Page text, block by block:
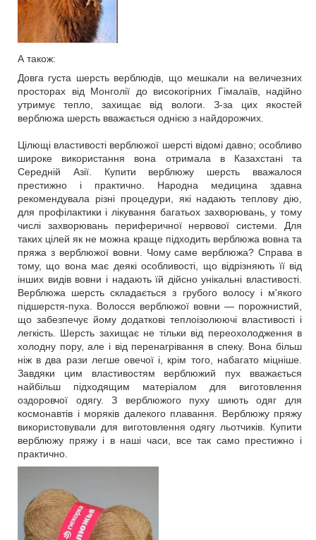
А також:
Довга густа шерсть верблюдів, що мешкали на величезних
просторах від Монголії до високогірних Гімалаїв, надійно
утримує тепло, захищає від вологи. З-за цих якостей
верблюжа шерсть вважається однією з найдорожчих.
Цілющі властивості верблюжої шерсті відомі давно; особливо
широке використання вона отримала в Казахстані та
Середній Азії. Купити верблюжу шерсть вважалося
престижно і практично. Народна медицина здавна
рекомендувала різні процедури, які надають теплову дію,
для профілактики і лікування багатьох захворювань, у тому
числі захворювань периферичної нервової системи. Для
таких цілей як не можна краще підходить верблюжа вовна та
пряжа з верблюжої вовни. Чому саме верблюжа? Справа в
тому, що вона має деякі особливості, що відрізняють її від
інших видів вовни і надають їй дійсно унікальні властивості.
Верблюжа шерсть складається з грубого волосу і м'якого
підшерстя-пуха. Волосся верблюжої вовни ― порожнистий,
що забезпечує йому додаткові теплоізолюючі властивості і
легкість. Шерсть захищає не тільки від переохолодження в
холодну пору, але і від перенагрівання в спеку. Вона більш
ніж в два рази легше овечої і, крім того, набагато міцніше.
Завдяки цим властивостям верблюжий пух вважається
найбільш підходящим матеріалом для виготовлення
оздоровчої одягу. З верблюжого пуху шиють одяг для
космонавтів і моряків далекого плавання. Верблюжу пряжу
використовували для виготовлення одягу льотчиків. Купити
верблюжу пряжу і в наші часи, все так само престижно і
практично.